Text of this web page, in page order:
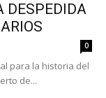
DESPEDIDA
0
para la historia del
de...